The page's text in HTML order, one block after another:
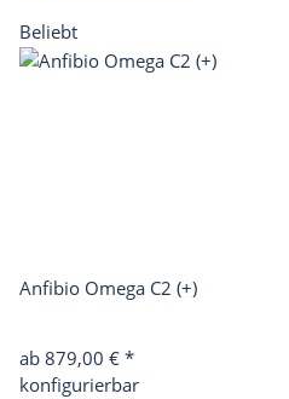
Beliebt
Anfibio Omega C2 (+)
ab 879,00 € *
konfigurierbar